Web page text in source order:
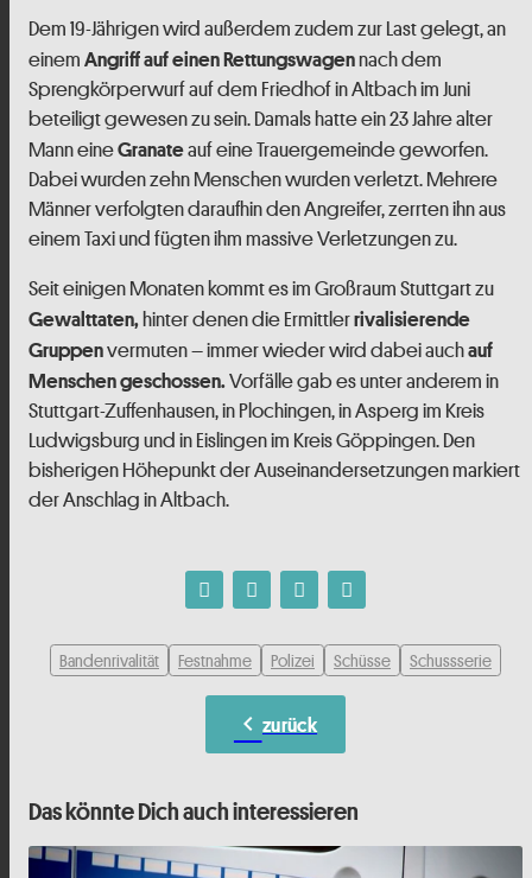
Dem 19-Jährigen wird außerdem zudem zur Last gelegt, an
einem Angriff auf einen Rettungswagennach dem
Sprengkörperwurf auf dem Friedhof in Altbach im Juni
beteiligt gewesen zu sein. Damals hatte ein 23 Jahre alter
Mann eineGranateauf eine Trauergemeinde geworfen.
Dabei wurden zehn Menschen wurden verletzt. Mehrere
Männer verfolgten daraufhin den Angreifer, zerrten ihn aus
einem Taxi und fügten ihm massive Verletzungen zu.
Seit einigen Monaten kommt es im Großraum Stuttgart zu
Gewalttaten,hinter denen die Ermittlerrivalisierende
Gruppenvermuten – immer wieder wird dabei auchauf
Menschen geschossen.Vorfälle gab es unter anderem in
Stuttgart-Zuffenhausen, in Plochingen, in Asperg im Kreis
Ludwigsburg und in Eislingen im Kreis Göppingen. Den
bisherigen Höhepunkt der Auseinandersetzungen markiert
der Anschlag in Altbach.
Bandenrivalität Festnahme Polizei Schüsse Schussserie
chevron_left zurück
Das könnte Dich auch interessieren